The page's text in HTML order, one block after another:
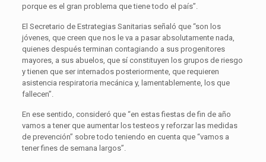
porque es el gran problema que tiene todo el país”.
El Secretario de Estrategias Sanitarias señaló que “son los
jóvenes, que creen que nos le va a pasar absolutamente nada,
quienes después terminan contagiando a sus progenitores
mayores, a sus abuelos, que sí constituyen los grupos de riesgo
y tienen que ser internados posteriormente, que requieren
asistencia respiratoria mecánica y, lamentablemente, los que
fallecen”.
En ese sentido, consideró que “en estas fiestas de fin de año
vamos a tener que aumentar los testeos y reforzar las medidas
de prevención” sobre todo teniendo en cuenta que “vamos a
tener fines de semana largos”.